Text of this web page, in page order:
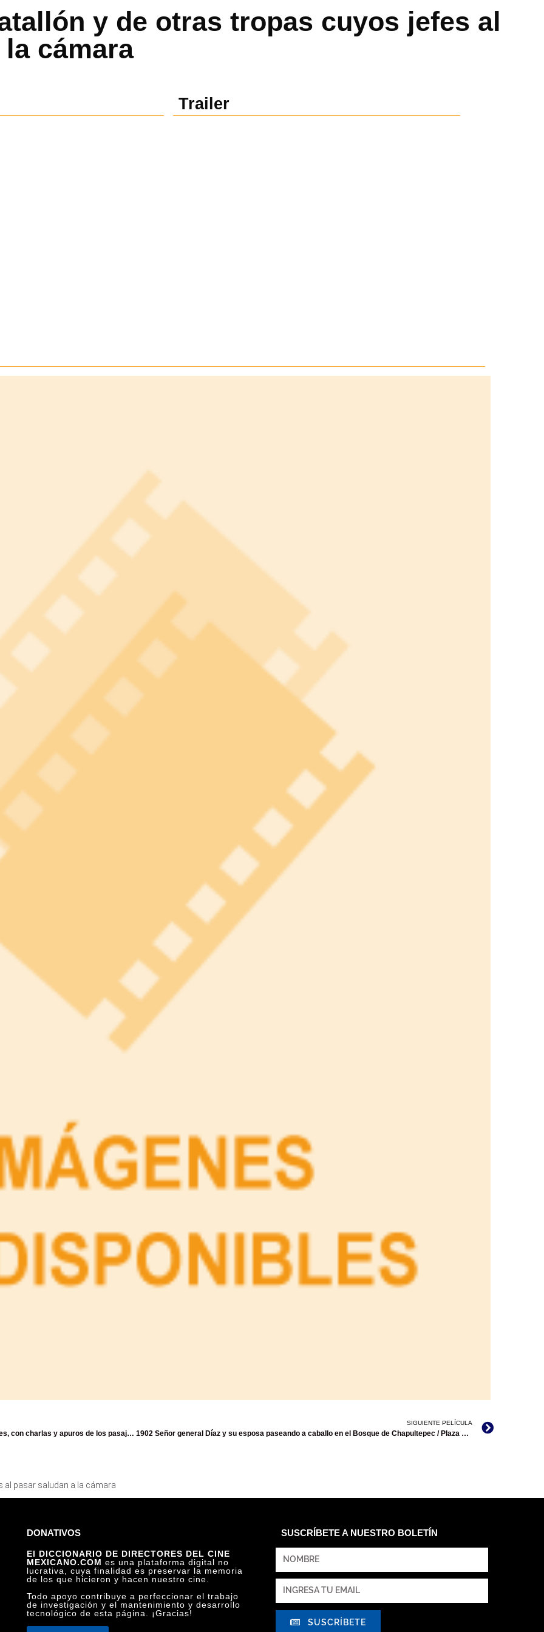
y de otras tropas cuyos jefes al
cámara
Trailer
1901 Un ferrocarril llegando a la estación de Aguascalientes, con charlas y apuros de los pasajeros
SIGUIENTE PELÍCULA
1902 Señor general Díaz y su esposa paseando a caballo en el Bosque de Chapultepec / Plaza de la Constitución de México / El coronel Miguel Ahumada
al pasar saludan a la cámara
DONATIVOS
El DICCIONARIO DE DIRECTORES DEL CINE
MEXICANO.COM es una plataforma digital no
lucrativa, cuya finalidad es preservar la memoria
de los que hicieron y hacen nuestro cine.
Todo apoyo contribuye a perfeccionar el trabajo
de investigación y el mantenimiento y desarrollo
tecnológico de esta página. ¡Gracias!
SUSCRÍBETE A NUESTRO BOLETÍN
SUSCRÍBETE